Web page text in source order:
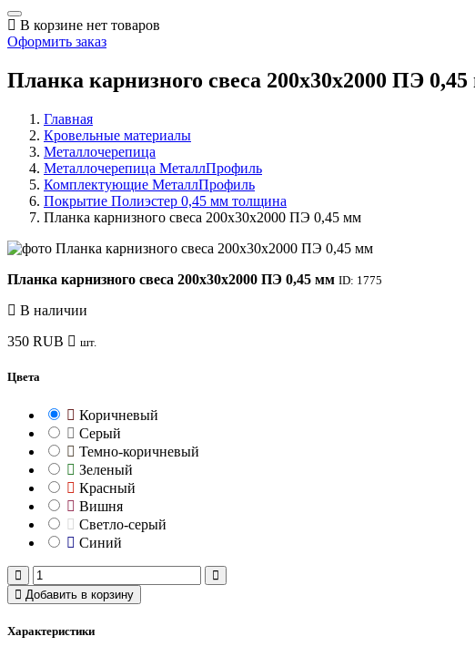
В корзине нет товаров
Оформить заказ
Планка карнизного свеса 200х30х2000 ПЭ
Главная
Кровельные материалы
Металлочерепица
Металлочерепица МеталлПрофиль
Комплектующие МеталлПрофиль
Покрытие Полиэстер 0,45 мм толщина
Планка карнизного свеса 200х30х2000 ПЭ 0,45 мм
Планка карнизного свеса 200х30х2000 ПЭ 0,45 мм ID: 1775
В наличии
350 RUB шт.
Цвета
Коричневый
Серый
Темно-коричневый
Зеленый
Красный
Вишня
Светло-серый
Синий
Добавить в корзину
Характеристики